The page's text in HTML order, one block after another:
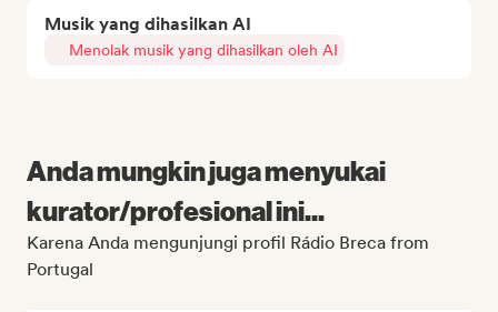
Musik yang dihasilkan AI
Menolak musik yang dihasilkan oleh AI
Anda mungkin juga menyukai
kurator/profesional ini...
Karena Anda mengunjungi profil Rádio Breca from
Portugal